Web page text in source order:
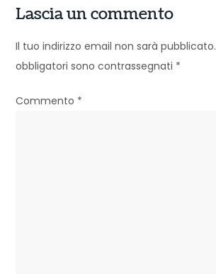
i
o
n
e
Lascia un commento
Il tuo indirizzo email non sarà pubblicato.
obbligatori sono contrassegnati *
Commento *